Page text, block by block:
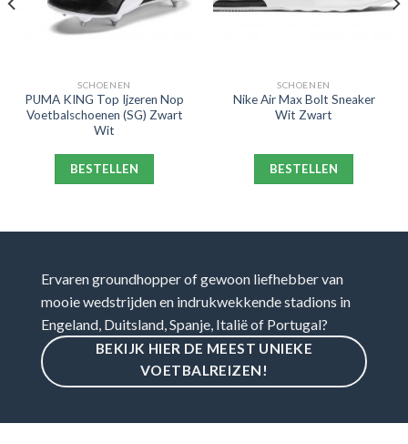
SCHOENEN
PUMA KING Top Ijzeren Nop
Voetbalschoenen (SG) Zwart
Wit
BESTELLEN
SCHOENEN
Nike Air Max Bolt Sneaker
Wit Zwart
BESTELLEN
Ervaren groundhopper of gewoon liefhebber van
mooie wedstrijden en indrukwekkende stadions in
Engeland, Duitsland, Spanje, Italië of Portugal?
BEKIJK HIER DE MEEST UNIEKE
VOETBALREIZEN!